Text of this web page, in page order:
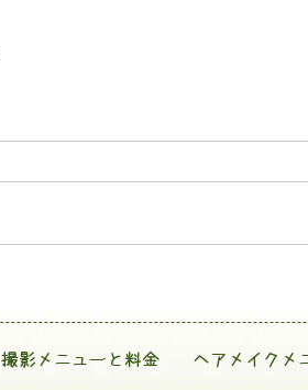
撮影メニューと料金 ヘアメイクメ